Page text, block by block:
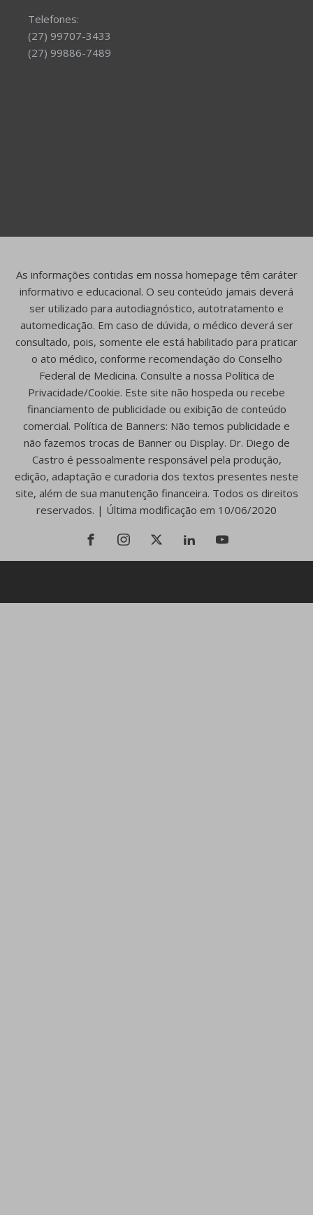
Telefones:
(27) 99707-3433
(27) 99886-7489
As informações contidas em nossa homepage têm caráter
informativo e educacional. O seu conteúdo jamais deverá
ser utilizado para autodiagnóstico, autotratamento e
automedicação. Em caso de dúvida, o médico deverá ser
consultado, pois, somente ele está habilitado para praticar
o ato médico, conforme recomendação do Conselho
Federal de Medicina. Consulte a nossa Política de
Privacidade/Cookie. Este site não hospeda ou recebe
financiamento de publicidade ou exibição de conteúdo
comercial. Política de Banners: Não temos publicidade e
não fazemos trocas de Banner ou Display. Dr. Diego de
Castro é pessoalmente responsável pela produção,
edição, adaptação e curadoria dos textos presentes neste
site, além de sua manutenção financeira. Todos os direitos
reservados. | Última modificação em 10/06/2020